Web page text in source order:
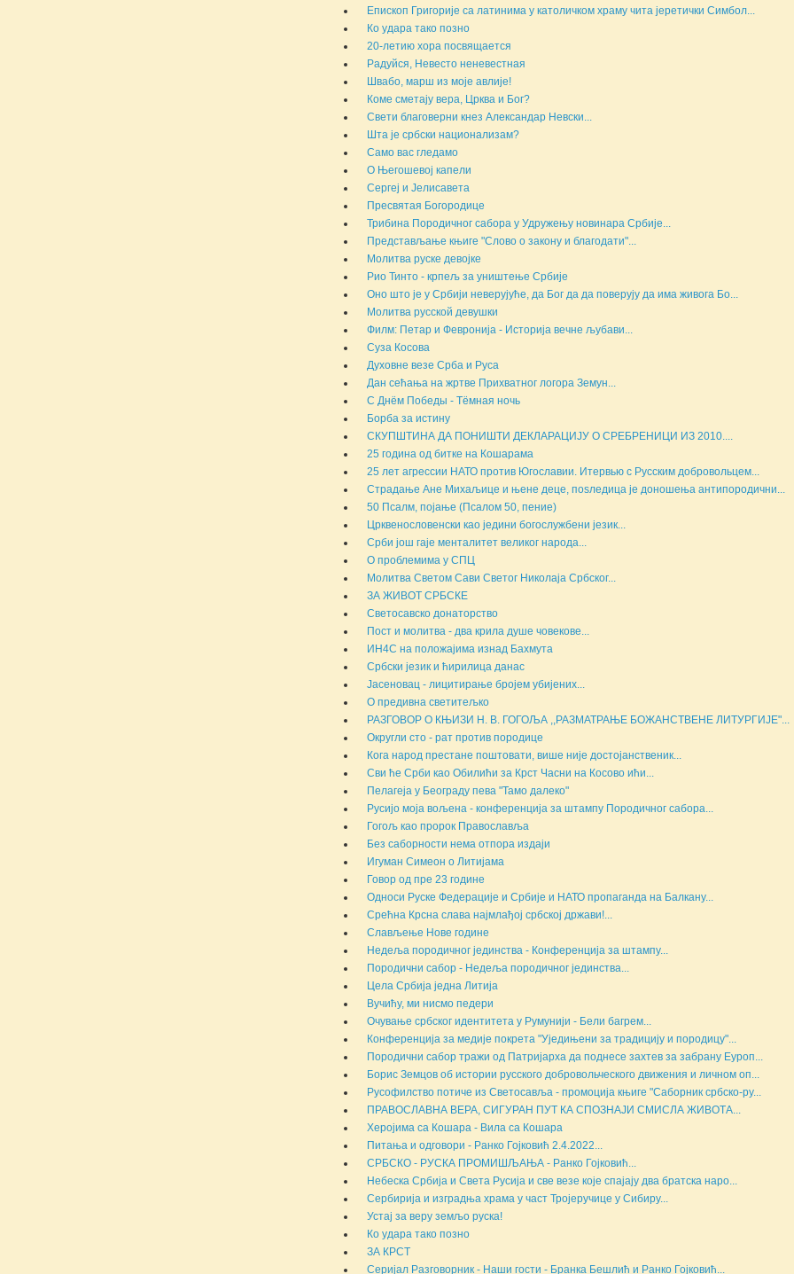
Епископ Григорије са латинима у католичком храму чита јеретички Симбол...
Ко удара тако позно
20-летию хора посвящается
Радуйся, Невесто неневестная
Швабо, марш из моје авлије!
Коме сметају вера, Црква и Бог?
Свети благоверни кнез Александар Невски...
Шта је србски национализам?
Само вас гледамо
О Његошевој капели
Сергеј и Јелисавета
Пресвятая Богородице
Трибина Породичног сабора у Удружењу новинара Србије...
Представљање књиге "Слово о закону и благодати"...
Молитва руске девојке
Рио Тинто - крпељ за уништење Србије
Оно што је у Србији неверујуће, да Бог да да поверују да има живога Бо...
Молитва русской девушки
Филм: Петар и Февронија - Историја вечне љубави...
Суза Косова
Духовне везе Срба и Руса
Дан сећања на жртве Прихватног логора Земун...
С Днём Победы - Тёмная ночь
Борба за истину
СКУПШТИНА ДА ПОНИШТИ ДЕКЛАРАЦИЈУ О СРЕБРЕНИЦИ ИЗ 2010....
25 година од битке на Кошарама
25 лет агрессии НАТО против Югославии. Итервью с Русским добровольцем...
Страдање Ане Михаљице и њене деце, поsледица је доношења антипородични...
50 Псалм, појање (Псалом 50, пение)
Црквенословенски као једини богослужбени језик...
Срби још гаје менталитет великог народа...
О проблемима у СПЦ
Молитва Светом Сави Светог Николаја Србског...
ЗА ЖИВОТ СРБСКЕ
Светосавско донаторство
Пост и молитва - два крила душе човекове...
ИН4С на положајима изнад Бахмута
Србски језик и ћирилица данас
Јасеновац - лицитирање бројем убијених...
О предивна светитељко
РАЗГОВОР О КЊИЗИ Н. В. ГОГОЉА ,,РАЗМАТРАЊЕ БОЖАНСТВЕНЕ ЛИТУРГИЈЕ"...
Округли сто - рат против породице
Кога народ престане поштовати, више није достојанственик...
Сви ће Срби као Обилићи за Крст Часни на Косово ићи...
Пелагеја у Београду пева "Тамо далеко"
Русијо моја вољена - конференција за штампу Породичног сабора...
Гогољ као пророк Православља
Без саборности нема отпора издаји
Игуман Симеон о Литијама
Говор од пре 23 године
Односи Руске Федерације и Србије и НАТО пропаганда на Балкану...
Срећна Крсна слава најмлађој србској држави!...
Слављење Нове године
Недеља породичног јединства - Конференција за штампу...
Породични сабор - Недеља породичног јединства...
Цела Србија једна Литија
Вучићу, ми нисмо педери
Очување србског идентитета у Румунији - Бели багрем...
Конференција за медије покрета "Уједињени за традицију и породицу"...
Породични сабор тражи од Патријарха да поднесе захтев за забрану Еуроп...
Борис Земцов об истории русского добровольческого движения и личном оп...
Русофилство потиче из Светосавља - промоција књиге "Саборник србско-ру...
ПРАВОСЛАВНА ВЕРА, СИГУРАН ПУТ КА СПОЗНАЈИ СМИСЛА ЖИВОТА...
Херојима са Кошара - Вила са Кошара
Питања и одговори - Ранко Гојковић 2.4.2022...
СРБСКО - РУСКА ПРОМИШЉАЊА - Ранко Гојковић...
Небеска Србија и Света Русија и све везе које спајају два братска наро...
Сербирија и изградња храма у част Тројеручице у Сибиру...
Устај за веру земљо руска!
Ко удара тако позно
ЗА КРСТ
Серијал Разговорник - Наши гости - Бранка Бешлић и Ранко Гојковић...